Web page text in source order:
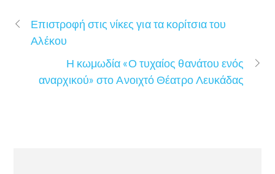
Επιστροφή στις νίκες για τα κορίτσια του
Αλέκου
Η κωμωδία «Ο τυχαίος θανάτου ενός
αναρχικού» στο Ανοιχτό Θέατρο Λευκάδας